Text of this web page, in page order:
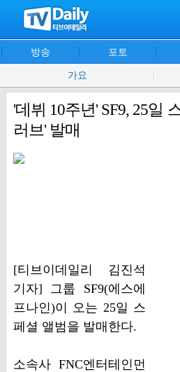
방송 포토
가요
'데뷔 10주년' SF9, 25일
러브' 발매
[티브이데일리 김진석
기자] 그룹 SF9(에스에
프나인)이 오는 25일 스
페셜 앨범을 발매한다.
소속사 FNC엔터테인먼